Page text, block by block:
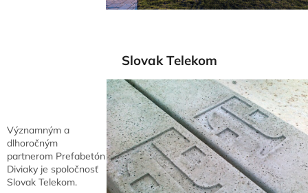
Slovak Telekom
Významným a
dlhoročným
partnerom Prefabetón
Diviaky je spoločnosť
Slovak Telekom.